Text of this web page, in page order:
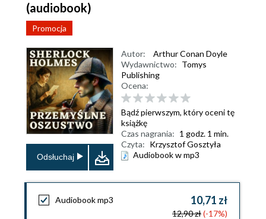
(audiobook)
Promocja
Odsłuchaj
Autor:
Arthur Conan Doyle
Wydawnictwo: Tomys
Publishing
Ocena:
Bądź pierwszym, który oceni tę
książkę
Czas nagrania: 1 godz. 1 min.
Czyta: Krzysztof Gosztyła
Audiobook w mp3
Audiobook mp3 10,71 zł
12,90 zł(-17%)